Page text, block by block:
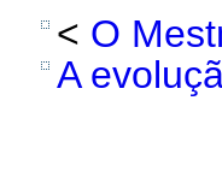
< O
A